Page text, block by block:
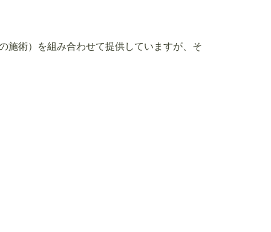
施術）を組み合わせて提供していますが、そ